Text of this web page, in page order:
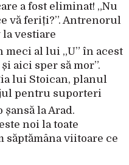
a fost eliminat! „Nu
vă feriți?”. Antrenorul
vestiare
meci al lui „U” în acest
aici sper să mor”.
lui Stoican, planul
pentru suporteri
la Arad.
noi la toate
săptămâna viitoare ce